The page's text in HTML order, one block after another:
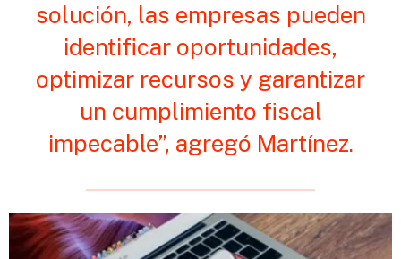
solución, las empresas pueden
identificar oportunidades,
optimizar recursos y garantizar
un cumplimiento fiscal
impecable”, agregó Martínez.